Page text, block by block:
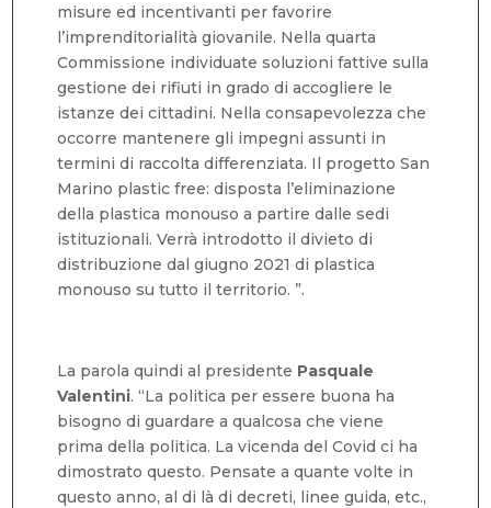
misure ed incentivanti per favorire
l’imprenditorialità giovanile. Nella quarta
Commissione individuate soluzioni fattive sulla
gestione dei rifiuti in grado di accogliere le
istanze dei cittadini. Nella consapevolezza che
occorre mantenere gli impegni assunti in
termini di raccolta differenziata. Il progetto San
Marino plastic free: disposta l’eliminazione
della plastica monouso a partire dalle sedi
istituzionali. Verrà introdotto il divieto di
distribuzione dal giugno 2021 di plastica
monouso su tutto il territorio. ”.
La parola quindi al presidente Pasquale
Valentini. “La politica per essere buona ha
bisogno di guardare a qualcosa che viene
prima della politica. La vicenda del Covid ci ha
dimostrato questo. Pensate a quante volte in
questo anno, al di là di decreti, linee guida, etc.,